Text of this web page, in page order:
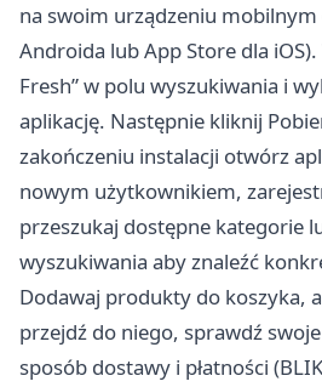
na swoim urządzeniu mobilnym
Androida lub App Store dla
Fresh” w polu wyszukiwania i
aplikację. Następnie kliknij
zakończeniu instalacji otwórz
nowym użytkownikiem,
przeszukaj dostępne kategorie
wyszukiwania aby znaleźć
Dodawaj produkty do koszyka,
przejdź do niego, sprawdź
sposób dostawy i płatności